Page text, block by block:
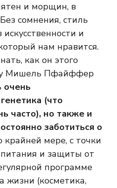
и морщин, в
сомнения, стиль
и
нам нравится.
как он этого
Мишель Пфайффер
очень
(что
часто), но также и
заботиться о
мере, с точки
и защиты от
программе
жизни (косметика,